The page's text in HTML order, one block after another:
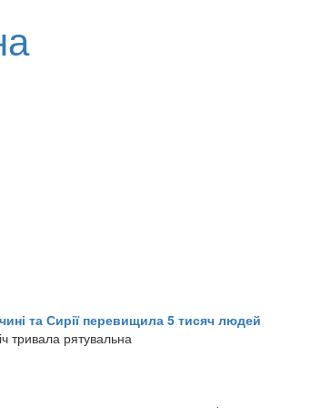
та Сирії перевищила 5 тисяч людей
тривала рятувальна